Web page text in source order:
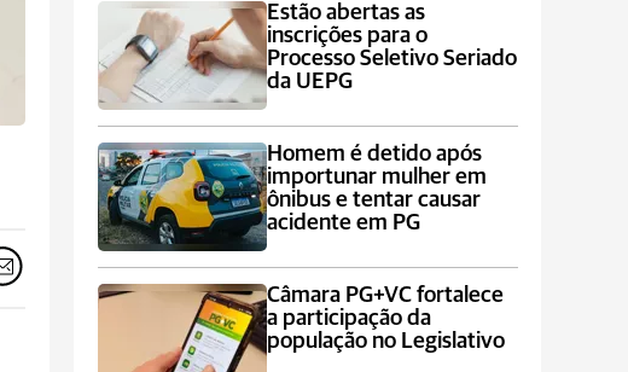
Estão abertas as
inscrições para o
Processo Seletivo Seriado
da UEPG
Homem é detido após
importunar mulher em
ônibus e tentar causar
acidente em PG
Câmara PG+VC fortalece
a participação da
população no Legislativo